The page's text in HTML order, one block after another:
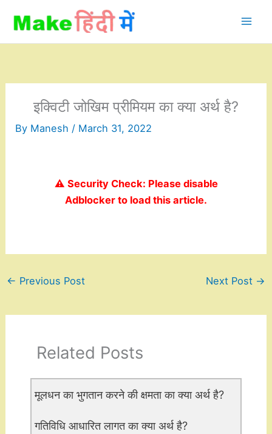
content
इक्विटी जोखिम प्रीमियम का क्या अर्थ है?
By Manesh / March 31, 2022
⚠️ Security Check: Please disable
Adblocker to load this article.
← Previous Post Next Post →
Related Posts
मूलधन का भुगतान करने की क्षमता का क्या अर्थ है?
गतिविधि आधारित लागत का क्या अर्थ है?